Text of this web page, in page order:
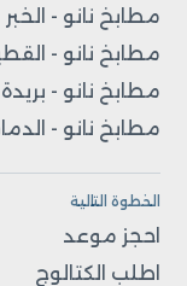
مطابخ نانو - الخبر
مطابخ نانو -
مطابخ نانو - بريدة
مطابخ نانو -
الخطوة التالية
احجز موعد
اطلب الكتالوج